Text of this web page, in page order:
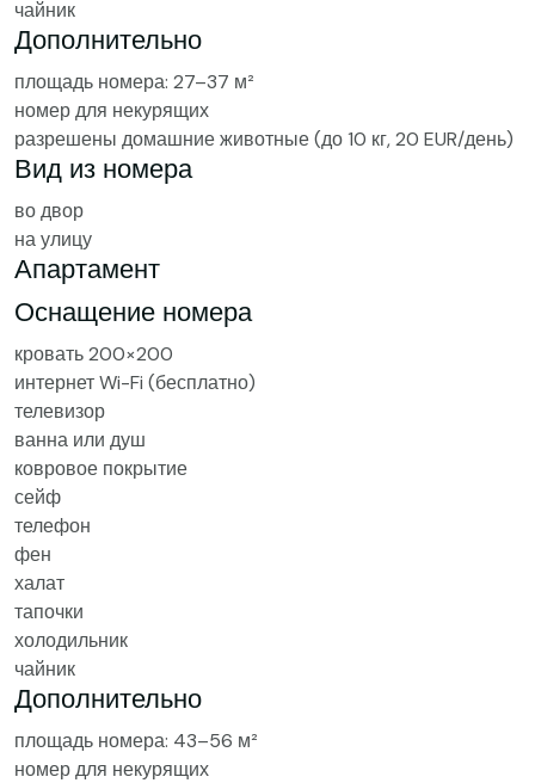
чайник
Дополнительно
площадь номера: 27–37 м²
номер для некурящих
разрешены домашние животные (до 10 кг, 20 EUR/день)
Вид из номера
во двор
на улицу
Апартамент
Оснащение номера
кровать 200×200
интернет Wi-Fi (бесплатно)
телевизор
ванна или душ
ковровое покрытие
сейф
телефон
фен
халат
тапочки
холодильник
чайник
Дополнительно
площадь номера: 43–56 м²
номер для некурящих